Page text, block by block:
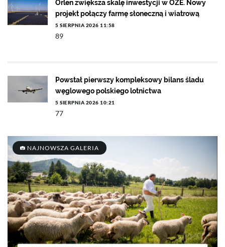
Orlen zwiększa skalę inwestycji w OZE. Nowy
projekt połączy farmę słoneczną i wiatrową
5 SIERPNIA 2026 11:58
89
Powstał pierwszy kompleksowy bilans śladu
węglowego polskiego lotnictwa
5 SIERPNIA 2026 10:21
77
NAJNOWSZA GALERIA